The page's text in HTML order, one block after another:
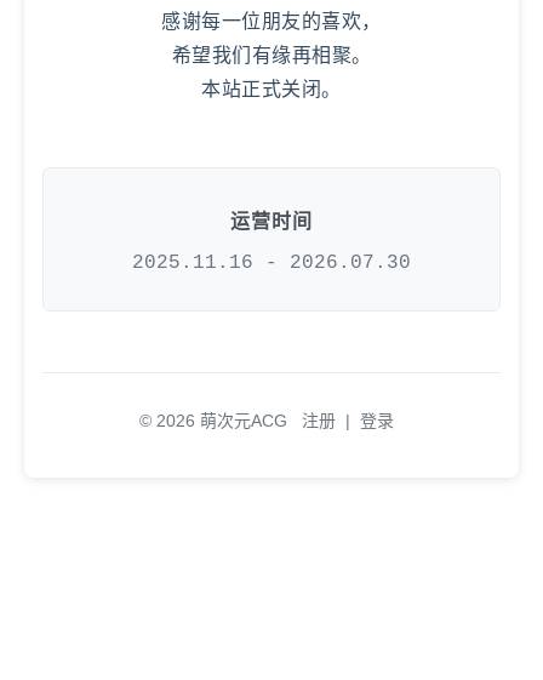
感谢每一位朋友的喜欢，
希望我们有缘再相聚。
本站正式关闭。
运营时间
2025.11.16 - 2026.07.30
© 2026 萌次元ACG 注册 | 登录